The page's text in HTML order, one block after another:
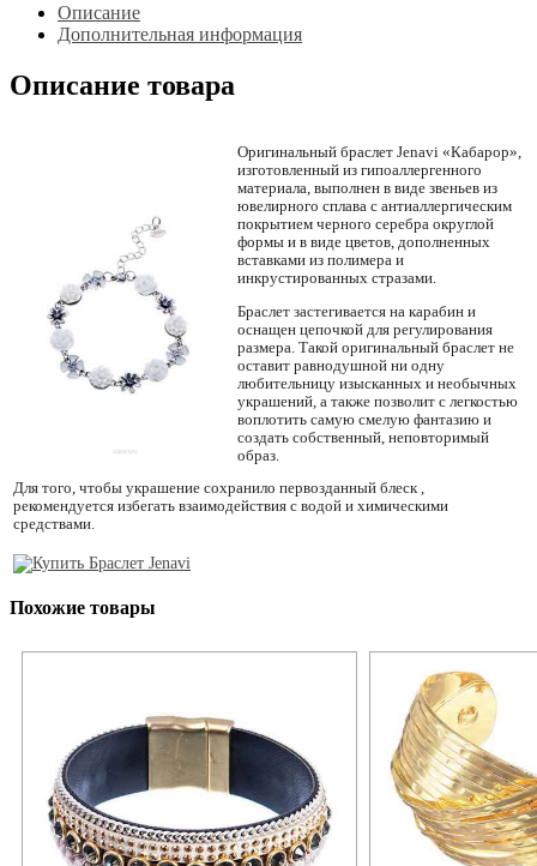
Описание
Дополнительная информация
Описание товара
Оригинальный браслет Jenavi «Кабарор»,
изготовленный из гипоаллергенного
материала, выполнен в виде звеньев из
ювелирного сплава с антиаллергическим
покрытием черного серебра округлой
формы и в виде цветов, дополненных
вставками из полимера и
инкрустированных стразами.
Браслет застегивается на карабин и
оснащен цепочкой для регулирования
размера. Такой оригинальный браслет не
оставит равнодушной ни одну
любительницу изысканных и необычных
украшений, а также позволит с легкостью
воплотить самую смелую фантазию и
создать собственный, неповторимый
образ.
Для того, чтобы украшение сохранило первозданный блеск ,
рекомендуется избегать взаимодействия с водой и химическими
средствами.
Похожие товары